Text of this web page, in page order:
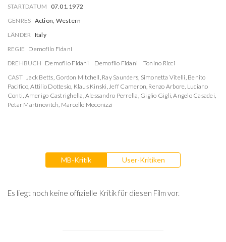
STARTDATUM
07.01.1972
GENRES Action, Western
LÄNDER Italy
REGIE Demofilo Fidani
DREHBUCH Demofilo Fidani Demofilo Fidani
Tonino Ricci
CAST Jack Betts, Gordon Mitchell, Ray Saunders, Simonetta Vitelli, Benito
Pacifico,Attilio Dottesio, Klaus Kinski,Jeff Cameron, Renzo Arbore, Luciano
Conti, Amerigo Castrighella,Alessandro Perrella, Giglio Gigli,Angelo Casadei,
Petar Martinovitch, Marcello Meconizzi
MB-Kritik User-Kritiken
Es liegt noch keine offizielle Kritik für diesen Film vor.